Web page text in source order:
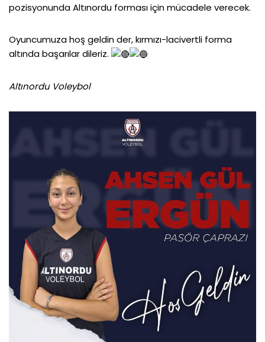
pozisyonunda Altınordu forması için mücadele verecek.
Oyuncumuza hoş geldin der, kırmızı-lacivertli forma
altında başarılar dileriz.
Altınordu Voleybol